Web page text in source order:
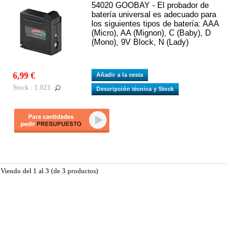
54020 GOOBAY - El probador de
batería universal es adecuado para
los siguientes tipos de batería: AAA
(Micro), AA (Mignon), C (Baby), D
(Mono), 9V Block, N (Lady)
6,99 €
Stock : 1.021
Añadir a la cesta
Descripción técnica y Stock
Viendo del 1 al 3 (de 3 productos)